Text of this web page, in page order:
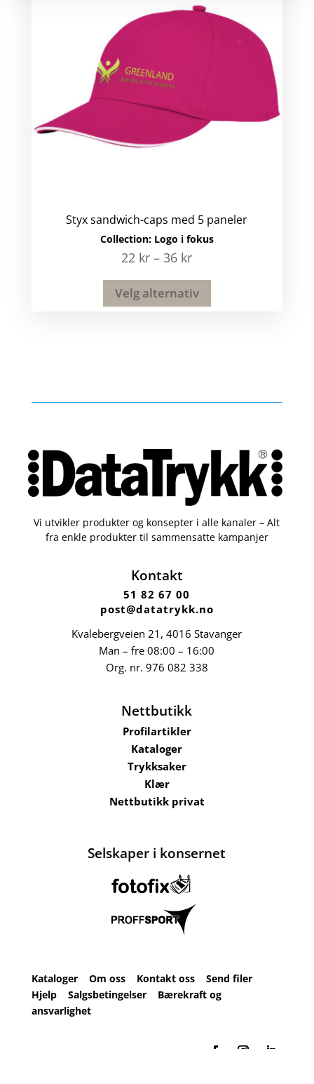
Styx sandwich-caps med 5 paneler
Collection: Logo i fokus
22 kr –36 kr
Velg alternativ
Vi utvikler produkter og konsepter i alle kanaler – Alt
fra enkle produkter til sammensatte kampanjer
Kontakt
51 82 67 00
post@datatrykk.no
Kvalebergveien 21 , 4016 Stavanger
Man – fre 08:00 – 16:00
Org. nr. 976 082 338
Nettbutikk
Profilartikler
Kataloger
Trykksaker
Klær
Nettbutikk privat
Selskaper i konsernet
Kataloger Om oss Kontakt oss
Send filer
Hjelp Salgsbetingelser
Bærekraft og
ansvarlighet